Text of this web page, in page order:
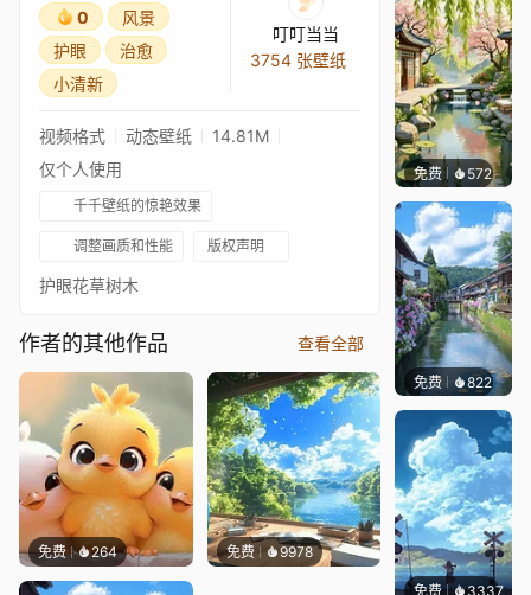
0
风景
护眼
治愈
小清新
叮叮当当
3754 张壁纸
视频格式 动态壁纸
14.81M
仅个人使用
千千壁纸的惊艳效果
调整画质和性能 版权声明
护眼花草树木
作者的其他作品 查看全部
免费 264 免费 9978
免费 572渔小小
免费 822叮叮
免费 3337星梦